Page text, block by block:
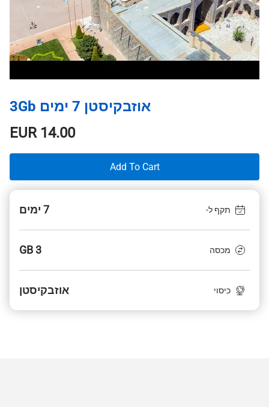
אוזבקיסטן 7 ימים 3Gb
EUR14.00
Add To Cart
תקף ל- 7 ימים
מכסה 3 GB
כיסוי אוזבקיסטן